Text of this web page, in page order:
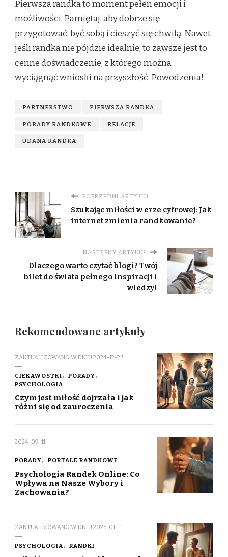
Pierwsza randka to moment pełen emocji i
możliwości. Pamiętaj, aby dobrze się
przygotować, być sobą i cieszyć się chwilą. Nawet
jeśli randka nie pójdzie idealnie, to zawsze jest to
cenne doświadczenie, z którego można
wyciągnąć wnioski na przyszłość. Powodzenia!
PARTNERSTWO PIERWSZA RANDKA
PORADY RANDKOWE RELACJE
UDANA RANDKA
POPRZEDNI ARTYKUŁ
Szukając miłości w erze cyfrowej: Jak
internet zmienia randkowanie?
NASTĘPNY ARTYKUŁ
Dlaczego warto czytać blogi? Twój
bilet do świata pełnego inspiracji i
wiedzy!
Rekomendowane artykuły
ZAKTUALIZOWANO W DNIU2024-12-27
CIEKAWOSTKI
PORADY
PSYCHOLOGIA
Czym jest miłość dojrzała i jak
różni się od zauroczenia
2024-09-11
PORADY PORTALE RANDKOWE
Psychologia Randek Online: Co
Wpływa na Nasze Wybory i
Zachowania?
ZAKTUALIZOWANO W DNIU2025-01-11
PSYCHOLOGIA RANDKI